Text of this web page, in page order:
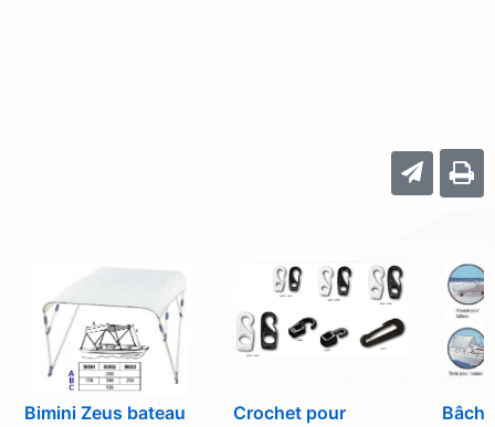
Bimini Zeus bateau
Crochet pour